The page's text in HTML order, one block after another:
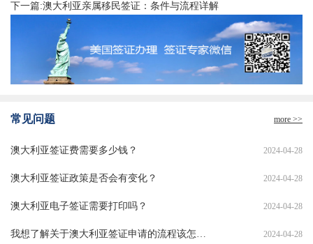
下一篇:澳大利亚亲属移民签证：条件与流程详解
常见问题 more >>
澳大利亚签证费需要多少钱？ 2024-04-28
澳大利亚签证政策是否会有变化？ 2024-04-28
澳大利亚电子签证需要打印吗？ 2024-04-28
我想了解关于澳大利亚签证申请的流程该怎么办？ 2024-04-28